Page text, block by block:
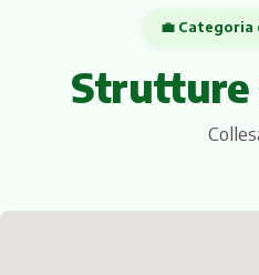
Comuni
Gruppi
💼 Categoria
Strutture